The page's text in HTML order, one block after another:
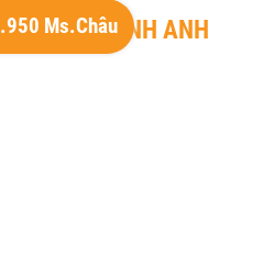
ANH ® - MINH ANH
Ms.Châu